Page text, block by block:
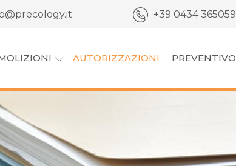
+39 0434 365059
AUTORIZZAZIONI PREVENTIVO